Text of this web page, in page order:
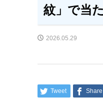
紋」で当
2026.05.29
Tweet Share